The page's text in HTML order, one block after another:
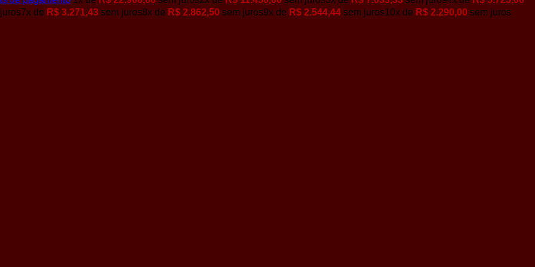
7x de R$ 3.271,43 sem juros8x de R$ 2.862,50 sem juros9x de R$ 2.544,44 sem juros10x de R$ 2.290,00 sem juros